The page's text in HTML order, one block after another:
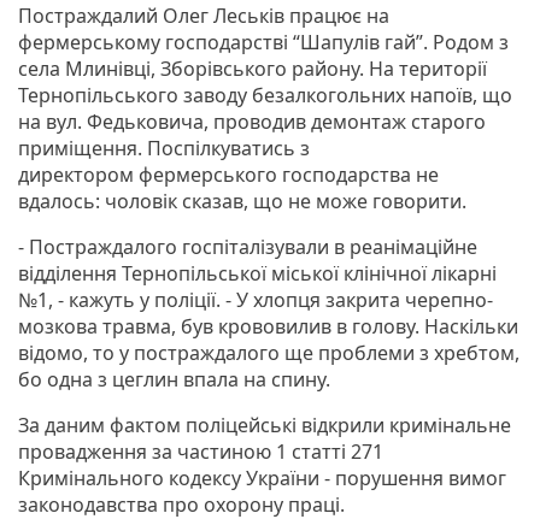
Постраждалий Олег Леськів працює на
фермерському господарстві “Шапулів гай”. Родом з
села Млинівці, Зборівського району. На території
Тернопільського заводу безалкогольних напоїв, що
на вул. Федьковича, проводив демонтаж старого
приміщення. Поспілкуватись з
директором фермерського господарства не
вдалось: чоловік сказав, що не може говорити.
- Постраждалого госпіталізували в реанімаційне
відділення Тернопільської міської клінічної лікарні
№1, - кажуть у поліції. - У хлопця закрита черепно-
мозкова травма, був крововилив в голову. Наскільки
відомо, то у постраждалого ще проблеми з хребтом,
бо одна з цеглин впала на спину.
За даним фактом поліцейські відкрили кримінальне
провадження за частиною 1 статті 271
Кримінального кодексу України - порушення вимог
законодавства про охорону праці.